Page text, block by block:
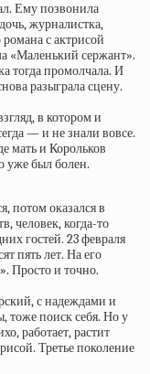
Ему позвонила
журналистка,
с актрисой
«Маленький сержант».
тогда промолчала. И
разыграла сцену.
в котором и
— и не знали вовсе.
мать и Корольков
уже был болен.
потом оказался в
человек, когда-то
гостей. 23 февраля
пять лет. На его
Просто и точно.
с надеждами и
тоже поиск себя. Но у
работает, растит
Третье поколение